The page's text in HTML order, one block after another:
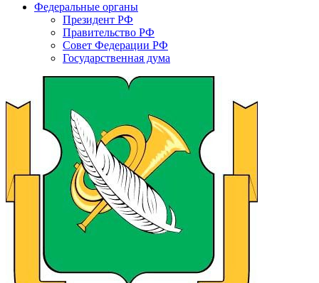
Федеральные органы
Президент РФ
Правительство РФ
Совет Федерации РФ
Государственная дума